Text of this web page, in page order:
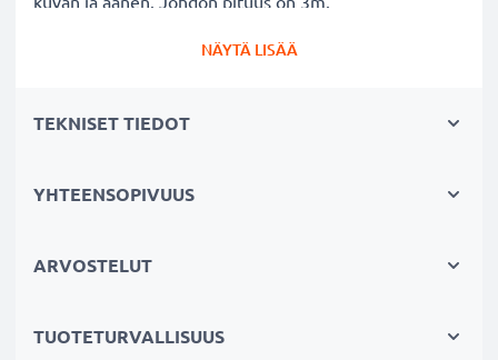
takaa tarkkuuden ja eloisat värit
suoratoiston, pelaamisen ja videon toiston
– Useita suojauksia häiritseviä signaaleja vastaan
NÄYTÄ LISÄÄ
TEKNISET TIEDOT
YHTEENSOPIVUUS
ARVOSTELUT
TUOTETURVALLISUUS